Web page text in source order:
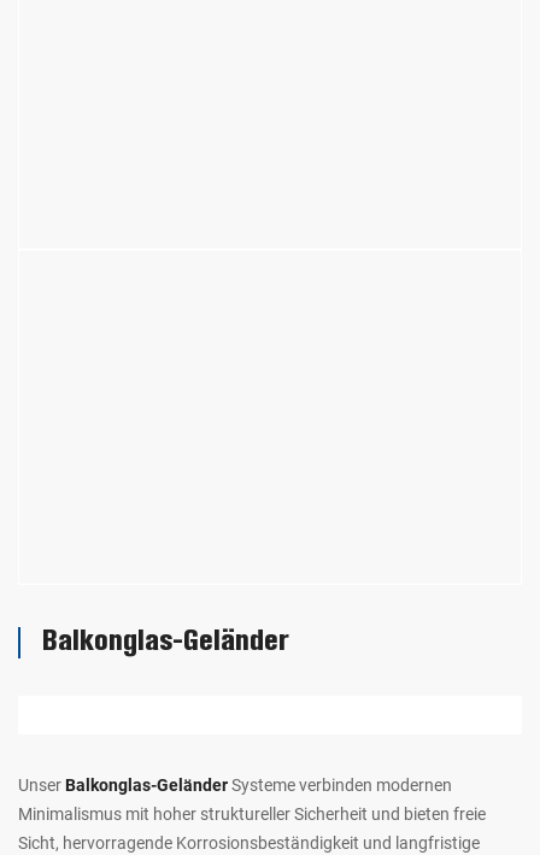
Balkonglas-Geländer
UnserBalkonglas-GeländerSysteme verbinden modernen
Minimalismus mit hoher struktureller Sicherheit und bieten freie
Sicht, hervorragende Korrosionsbeständigkeit und langfristige